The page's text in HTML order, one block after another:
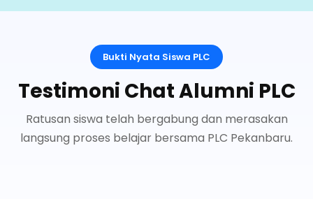
Bukti Nyata Siswa PLC
Testimoni Chat Alumni PLC
Ratusan siswa telah bergabung dan merasakan
langsung proses belajar bersama PLC Pekanbaru.